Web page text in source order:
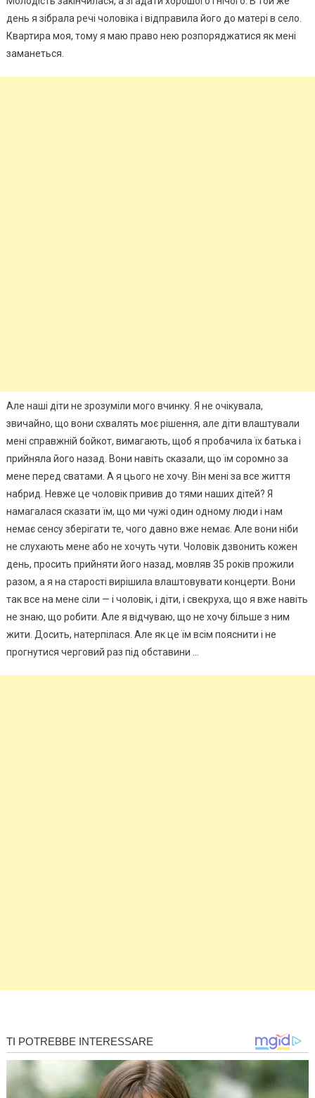
день я зібрала речі чоловіка і відправила його до матері в село.
Квартира моя, тому я маю право нею розпоряджатися як мені
заманеться.
Але наші діти не зрозуміли мого вчинку. Я не очікувала,
звичайно, що вони схвалять моє рішення, але діти влаштували
мені справжній бойкот, вимагають, щоб я пробачила їх батька і
прийняла його назад. Вони навіть сказали, що їм соромно за
мене перед сватами. А я цього не хочу. Він мені за все життя
набрид. Невже це чоловік привив до тями наших дітей? Я
намагалася сказати їм, що ми чужі один одному люди і нам
немає сенсу зберігати те, чого давно вже немає. Але вони ніби
не слухають мене або не хочуть чути. Чоловік дзвонить кожен
день, просить прийняти його назад, мовляв 35 років прожили
разом, а я на старості вирішила влаштовувати концерти. Вони
так все на мене сіли — і чоловік, і діти, і свекруха, що я вже навіть
не знаю, що робити. Але я відчуваю, що не хочу більше з ним
жити. Досить, натерпілася. Але як це їм всім пояснити і не
прогнутися черговий раз під обставини …